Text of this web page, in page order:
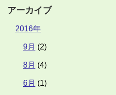
アーカイブ
2016年
9月 (2)
8月 (4)
6月 (1)